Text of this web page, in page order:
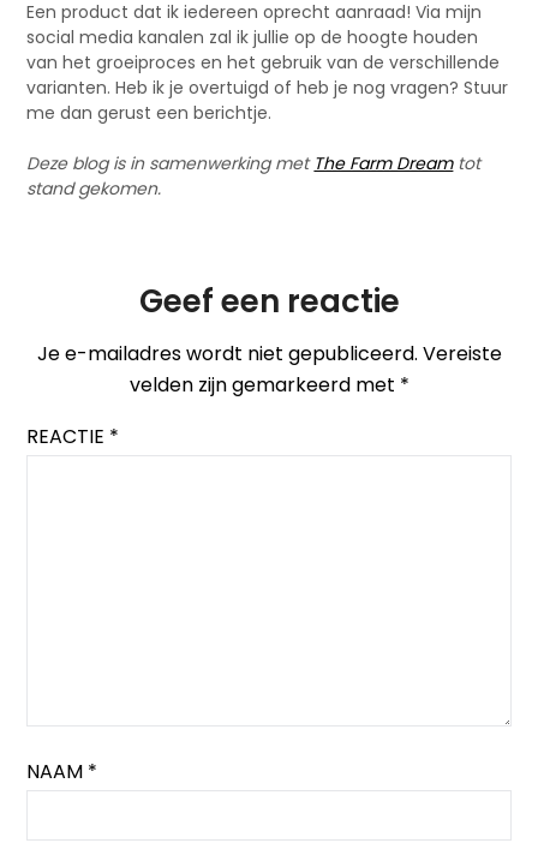
Een product dat ik iedereen oprecht aanraad! Via mijn
social media kanalen zal ik jullie op de hoogte houden
van het groeiproces en het gebruik van de verschillende
varianten.Heb ik je overtuigd of heb je nog vragen? Stuur
me dan gerust een berichtje.
Deze blog is in samenwerking met The Farm Dreamtot
stand gekomen.
Geef een reactie
Je e-mailadres wordt niet gepubliceerd. Vereiste
velden zijn gemarkeerd met *
REACTIE *
NAAM *